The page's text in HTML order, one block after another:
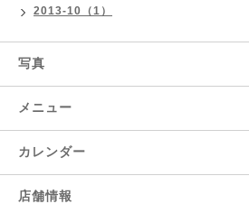
2013-10（1）
写真
メニュー
カレンダー
店舗情報